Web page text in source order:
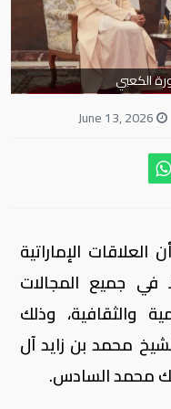
الكعبي
الإماراتية
في جميع المجالات
والثقافية، وذلك
محمد بن زايد آل
محمد السادس.